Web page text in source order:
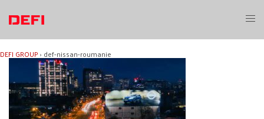
contenu
DEFI GROUP› def-nissan-roumanie